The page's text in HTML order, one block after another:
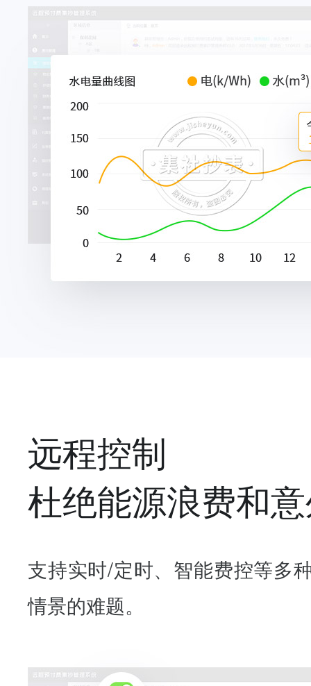
远程控制
杜绝能源浪费和
支持实时/定时、智能费控等多
情景的难题。